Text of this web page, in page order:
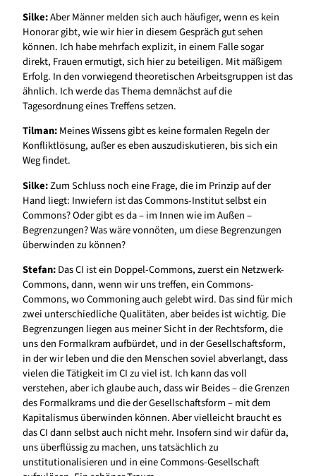
Silke:Aber Männer melden sich auch häufiger, wenn es kein
Honorar gibt, wie wir hier in diesem Gespräch gut sehen
können. Ich habe mehrfach explizit, in einem Falle sogar
direkt, Frauen ermutigt, sich hier zu beteiligen. Mit mäßigem
Erfolg. In den vorwiegend theoretischen Arbeitsgruppen ist das
ähnlich. Ich werde das Thema demnächst auf die
Tagesordnung eines Treffens setzen.
Tilman:Meines Wissens gibt es keine formalen Regeln der
Konfliktlösung, außer es eben auszudiskutieren, bis sich ein
Weg findet.
Silke:Zum Schluss noch eine Frage, die im Prinzip auf der
Hand liegt: Inwiefern ist das Commons-Institut selbst ein
Commons? Oder gibt es da – im Innen wie im Außen –
Begrenzungen? Was wäre vonnöten, um diese Begrenzungen
überwinden zu können?
Stefan:Das CI ist ein Doppel-Commons, zuerst ein Netzwerk-
Commons, dann, wenn wir uns treffen, ein Commons-
Commons, wo Commoning auch gelebt wird. Das sind für mich
zwei unterschiedliche Qualitäten, aber beides ist wichtig. Die
Begrenzungen liegen aus meiner Sicht in der Rechtsform, die
uns den Formalkram aufbürdet, und in der Gesellschaftsform,
in der wir leben und die den Menschen soviel abverlangt, dass
vielen die Tätigkeit im CI zu viel ist. Ich kann das voll
verstehen, aber ich glaube auch, dass wir Beides – die Grenzen
des Formalkrams und die der Gesellschaftsform – mit dem
Kapitalismus überwinden können. Aber vielleicht braucht es
das CI dann selbst auch nicht mehr. Insofern sind wir dafür da,
uns überflüssig zu machen, uns tatsächlich zu
unstitutionalisieren und in eine Commons-Gesellschaft